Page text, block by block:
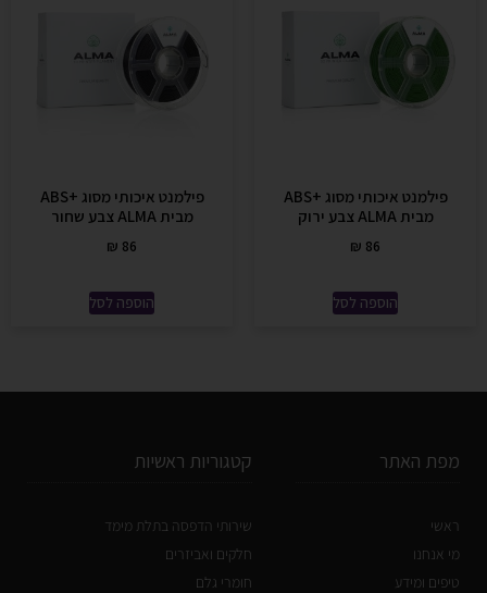
פילמנט איכותי מסוג +ABS
מבית ALMA צבע ירוק
₪ 86
הוספה לסל
פילמנט איכותי מסוג +ABS
מבית ALMA צבע שחור
₪ 86
הוספה לסל
מפת האתר
ראשי
מי אנחנו
טיפים ומידע
קטגוריות ראשיות
שירותי הדפסה בתלת מימד
חלקים ואביזרים
חומרי גלם